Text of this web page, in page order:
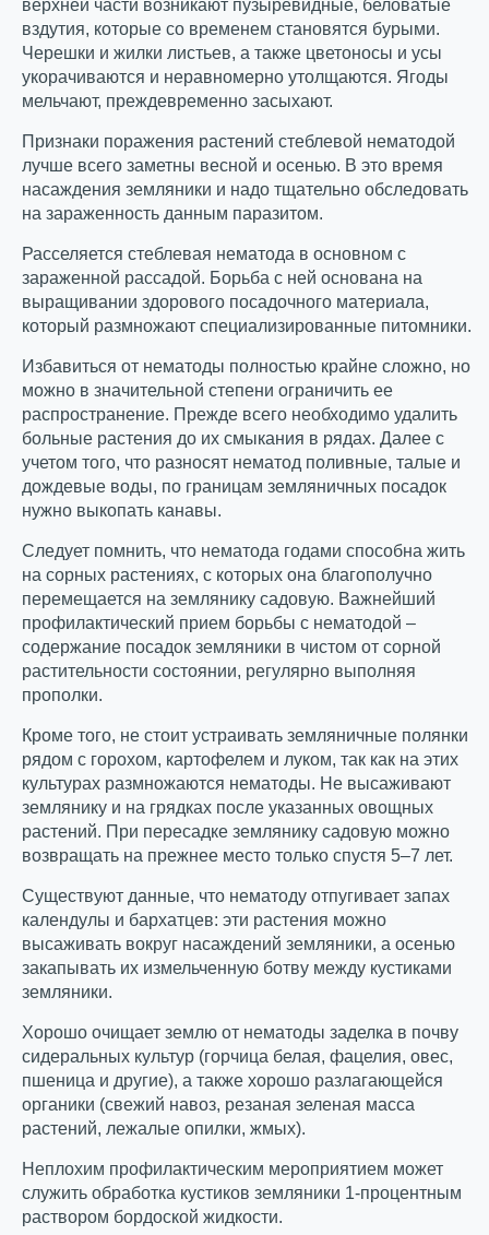
верхней части возникают пузыревидные, беловатые
вздутия, которые со временем становятся бурыми.
Черешки и жилки листьев, а также цветоносы и усы
укорачиваются и неравномерно утолщаются. Ягоды
мельчают, преждевременно засыхают.
Признаки поражения растений стеблевой нематодой
лучше всего заметны весной и осенью. В это время
насаждения земляники и надо тщательно обследовать
на зараженность данным паразитом.
Расселяется стеблевая нематода в основном с
зараженной рассадой. Борьба с ней основана на
выращивании здорового посадочного материала,
который размножают специализированные питомники.
Избавиться от нематоды полностью крайне сложно, но
можно в значительной степени ограничить ее
распространение. Прежде всего необходимо удалить
больные растения до их смыкания в рядах. Далее с
учетом того, что разносят нематод поливные, талые и
дождевые воды, по границам земляничных посадок
нужно выкопать канавы.
Следует помнить, что нематода годами способна жить
на сорных растениях, с которых она благополучно
перемещается на землянику садовую. Важнейший
профилактический прием борьбы с нематодой –
содержание посадок земляники в чистом от сорной
растительности состоянии, регулярно выполняя
прополки.
Кроме того, не стоит устраивать земляничные полянки
рядом с горохом, картофелем и луком, так как на этих
культурах размножаются нематоды. Не высаживают
землянику и на грядках после указанных овощных
растений. При пересадке землянику садовую можно
возвращать на прежнее место только спустя 5–7 лет.
Существуют данные, что нематоду отпугивает запах
календулы и бархатцев: эти растения можно
высаживать вокруг насаждений земляники, а осенью
закапывать их измельченную ботву между кустиками
земляники.
Хорошо очищает землю от нематоды заделка в почву
сидеральных культур (горчица белая, фацелия, овес,
пшеница и другие), а также хорошо разлагающейся
органики (свежий навоз, резаная зеленая масса
растений, лежалые опилки, жмых).
Неплохим профилактическим мероприятием может
служить обработка кустиков земляники 1-процентным
раствором бордоской жидкости.